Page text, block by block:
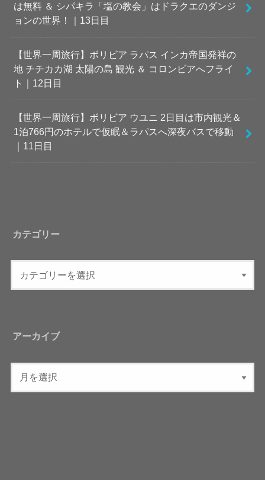
は無料 ＆ シパキラ「塩の教会」はドラクエのダンジ
ョンの世界！｜13日目
【世界一周旅行】ボリビア ラパス インカ帝国発祥の
地 チチカカ湖 太陽の島 観光 ＆ コロンビアへフライ
ト｜12日目
【世界一周旅行】ボリビア ウユニ 2日目は市内観光＆
1泊766円のホテルで仮眠＆ラパスへ深夜バスで移動
｜11日目
カテゴリー
アーカイブ